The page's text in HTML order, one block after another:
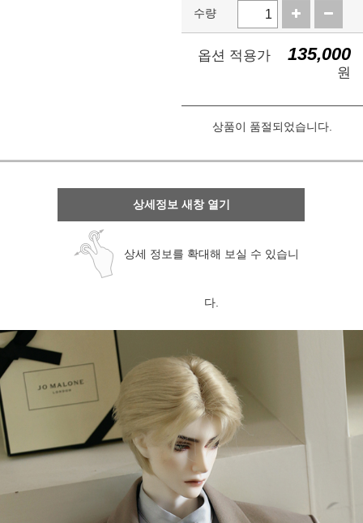
수량
옵션 적용가 135,000
원
상품이 품절되었습니다.
상세정보 새창 열기
상세 정보를 확대해 보실 수 있습니
다.